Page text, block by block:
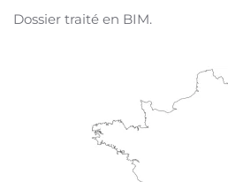
Dossier traité en BIM.